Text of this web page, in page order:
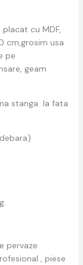
cu MDF,
cm,grosim usa
pe
geam
stanga la fata
pervaze
, piese